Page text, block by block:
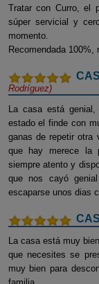
Tratar con Curro, el
súper servicial y
momento.
Recomendada 100%,
Rodríguez)
La casa está
estado el finde con
ganas de repetir otra
que hay merece la
siempre atento y
que nos cayó
escaparse unos dias
La casa está muy
que necesites se
muy bien para